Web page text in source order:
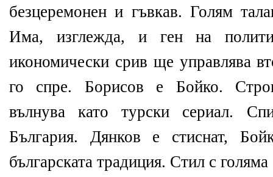
безцеремонен и гъвкав. Голям
Има, изглежда, и ген на
икономически срив ще управлява
го спре. Борисов е Бойко.
вълнува като турски сериал.
България. Дянков е стиснат,
българската традиция. Стил с голяма